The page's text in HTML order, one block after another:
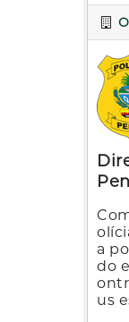
a
do
us